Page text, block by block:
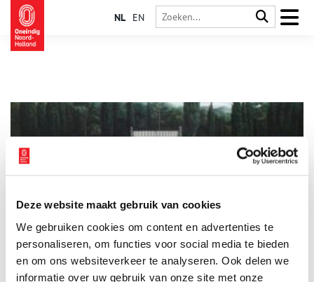
Deze website maakt gebruik van cookies
We gebruiken cookies om content en advertenties te
personaliseren, om functies voor social media te bieden
en om ons websiteverkeer te analyseren. Ook delen we
informatie over uw gebruik van onze site met onze
NL EN
In de RAI vindt vanaf 2 november voor de 38e keer de PAN
Amsterdam plaats, een kunstbeurs met oude meesters, maar
ook hedendaagse kunst en design.
1 min